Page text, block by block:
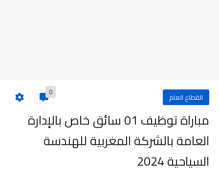
القطاع العام 0
مباراة توظيف 01 سائق خاص بالإدارة
العامة بالشركة المغربية للهندسة
السياحية 2024